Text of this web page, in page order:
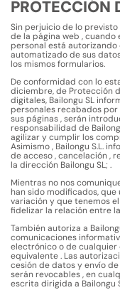
PROTECCIÓN
Sin perjuicio de lo
de la página web ,
personal está autorizando
automatizado de sus
los mismos formularios.
De conformidad con lo
diciembre, de Protección
digitales, Bailongu SL
personales recabados
sus páginas , serán
responsabilidad de
agilizar y cumplir los
Asimismo , Bailongu S.L.
de acceso , cancelación ,
la dirección Bailongu SL; .
Mientras no nos
han sido modificados,
variación y que tenemos
fidelizar la relación entre
También autoriza a
comunicaciones
electrónico o de
equivalente . Las
cesión de datos y envío
serán revocables , en
escrita dirigida a Bailongu